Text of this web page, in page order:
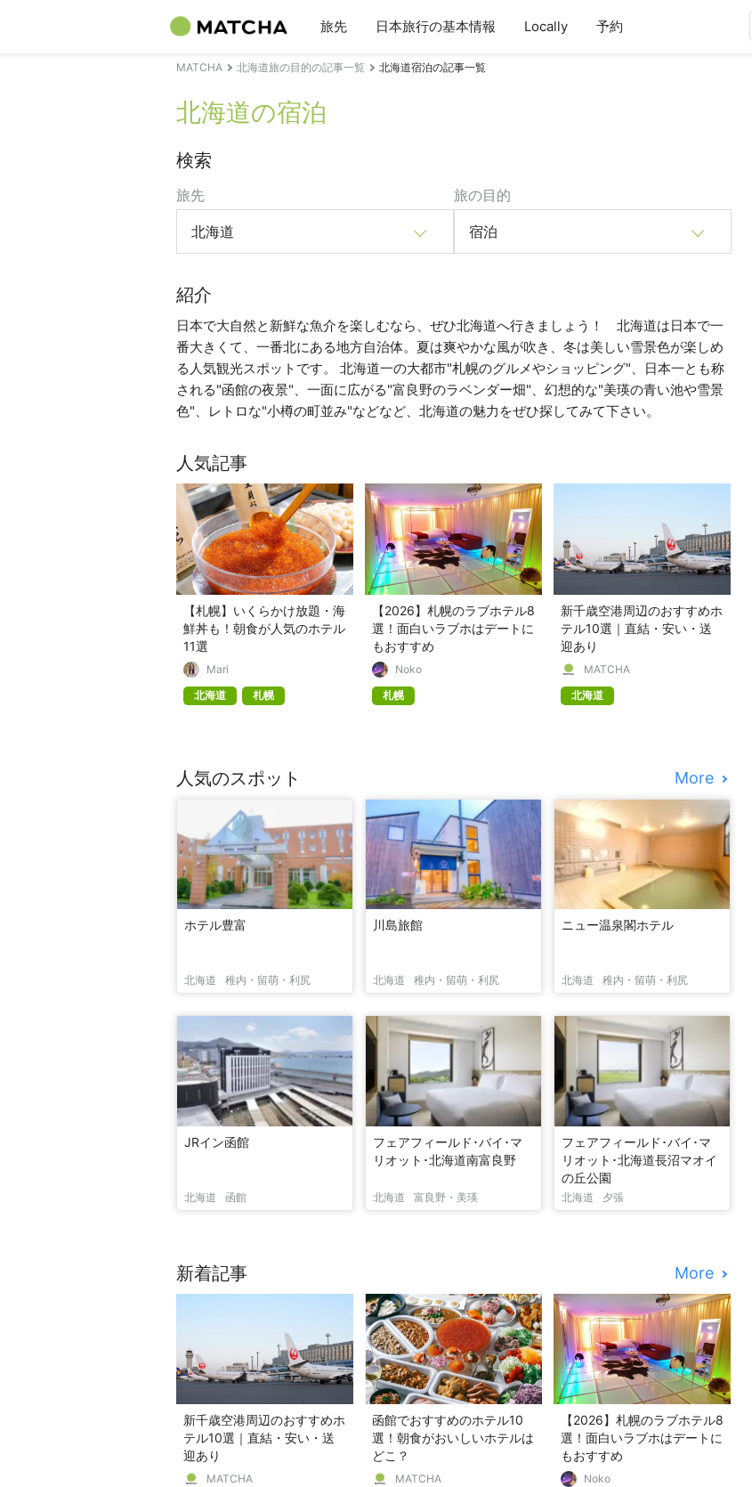
旅先 日本旅行の基本情報 Locally 予約
MATCHA 北海道旅の目的の記事一覧 北海道宿泊の記事一覧
北海道の宿泊
検索
旅先
北海道
旅の目的
宿泊
紹介
日本で大自然と新鮮な魚介を楽しむなら、ぜひ北海道へ行きましょう！ 北海道は日本で一
番大きくて、一番北にある地方自治体。夏は爽やかな風が吹き、冬は美しい雪景色が楽しめ
る人気観光スポットです。 北海道一の大都市"札幌のグルメやショッピング"、日本一とも称
される"函館の夜景"、一面に広がる"富良野のラベンダー畑"、幻想的な"美瑛の青い池や雪景
色"、レトロな"小樽の町並み"などなど、北海道の魅力をぜひ探してみて下さい。
人気記事
【札幌】いくらかけ放題・海
鮮丼も！朝食が人気のホテル
11選
Mari
北海道
札幌
【2026】札幌のラブホテル8
選！面白いラブホはデートに
もおすすめ
Noko
札幌
新千歳空港周辺のおすすめホ
テル10選｜直結・安い・送
迎あり
MATCHA
北海道
人気のスポット More
ホテル豊富
北海道 稚内・留萌・利尻
川島旅館
北海道 稚内・留萌・利尻
ニュー温泉閣ホテル
北海道 稚内・留萌・利尻
JRイン函館
北海道 函館
フェアフィールド･バイ･マ
リオット･北海道南富良野
北海道 富良野・美瑛
フェアフィールド･バイ･マ
リオット･北海道長沼マオイ
の丘公園
北海道 夕張
新着記事 More
新千歳空港周辺のおすすめホ
テル10選｜直結・安い・送
迎あり
MATCHA
函館でおすすめのホテル10
選！朝食がおいしいホテルは
どこ？
MATCHA
【2026】札幌のラブホテル8
選！面白いラブホはデートに
もおすすめ
Noko